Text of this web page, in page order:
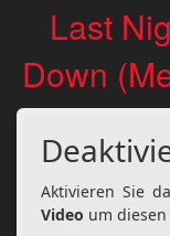
Last
Down
Aktivieren Sie
Video um